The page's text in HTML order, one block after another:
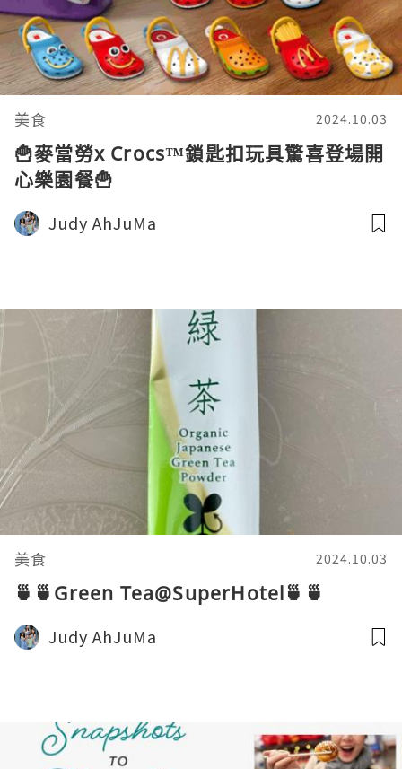
美食 2024.10.03
🍟麥當勞x Crocs™️鎖匙扣玩具驚喜登場開
心樂園餐🍟
Judy AhJuMa
美食 2024.10.03
🍵🍵Green Tea@SuperHotel🍵🍵
Judy AhJuMa